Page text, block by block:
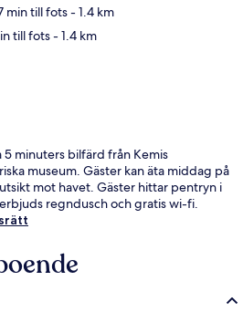
min till fots- 1.4 km
till fots- 1.4 km
5 minuters bilfärd från Kemis
museum. Gäster kan äta middag på
mot havet. Gäster hittar pentryn i
regndusch och gratis wi-fi.